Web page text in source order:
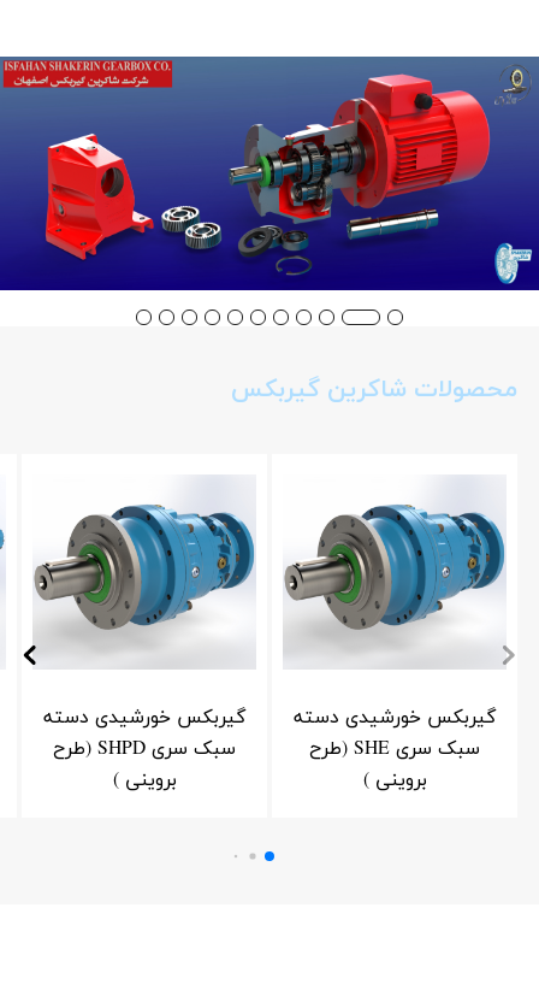
محصولات شاکرین گیربکس
گیربکس خورشیدی دسته
سبک سری SHE (طرح
بروینی )
گیربکس خورشیدی دسته
سبک سری SHPD (طرح
بروینی )